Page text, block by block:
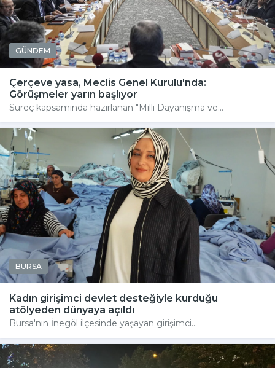
GÜNDEM
Çerçeve yasa, Meclis Genel Kurulu'nda:
Görüşmeler yarın başlıyor
Süreç kapsamında hazırlanan "Milli Dayanışma ve...
BURSA
Kadın girişimci devlet desteğiyle kurduğu
atölyeden dünyaya açıldı
Bursa'nın İnegöl ilçesinde yaşayan girişimci...